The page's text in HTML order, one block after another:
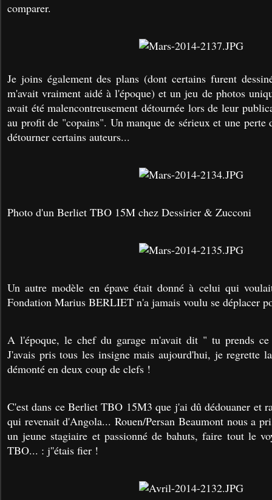
comparer.
Je joins également des plans (dont certains furent
m'avait vraiment aidé à l'époque) et un jeu de photos
avait été malencontreusement détournée lors de leur
au profit de "copains". Un manque de sérieux et une
détourner certains auteurs...
Photo d'un Berliet TBO 15M chez Dessirier & Zucconi
Un autre modèle en épave était donné à celui qui
Fondation Marius BERLIET n'a jamais voulu se déplacer
A l'époque, le chef du garage m'avait dit " tu prends ce
J'avais pris tous les insigne mais aujourd'hui, je regrette
démonté en deux coup de clefs !
C'est dans ce Berliet TBO 15M3 que j'ai dû dédouaner et
qui revenait d'Angola... Rouen/Persan Beaumont nous a
un jeune stagiaire et passionné de bahuts, faire tout le
TBO... : j''étais fier !